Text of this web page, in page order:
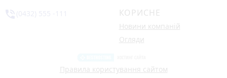
КОРИСНЕ
Новини компаній
Огляди
Правила користування сайтом